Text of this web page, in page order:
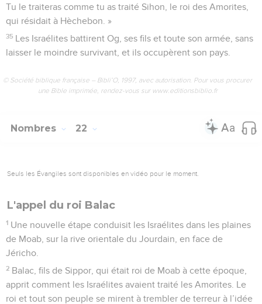
Tu le traiteras comme tu as traité Sihon, le roi des Amorites,
qui résidait à Hèchebon. »
35 Les Israélites battirent Og, ses fils et toute son armée, sans
laisser le moindre survivant, et ils occupèrent son pays.
© Société biblique française – Bibli’O, 1997, avec autorisation. Pour vous procurer
une Bible imprimée, rendez-vous sur www.editionsbiblio.fr
Nombres 22
Seuls les Évangiles sont disponibles en vidéo pour le moment.
L'appel du roi Balac
1 Une nouvelle étape conduisit les Israélites dans les plaines
de Moab, sur la rive orientale du Jourdain, en face de
Jéricho.
2 Balac, fils de Sippor, qui était roi de Moab à cette époque,
apprit comment les Israélites avaient traité les Amorites. Le
roi et tout son peuple se mirent à trembler de terreur à l’idée